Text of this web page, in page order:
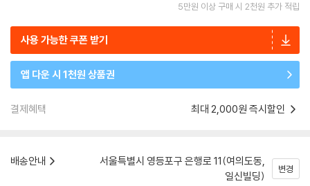
5만원 이상 구매 시 2천원 추가 적립
사용 가능한 쿠폰 받기
앱 다운 시 1천원 상품권
결제혜택 최대 2,000원 즉시할인
배송안내
서울특별시 영등포구 은행로 11(여의도동,
일신빌딩)
변경